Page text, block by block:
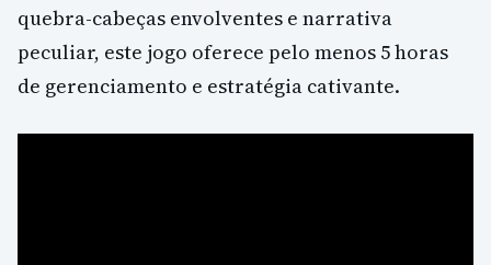
quebra-cabeças envolventes e narrativa
peculiar, este jogo oferece pelo menos 5 horas
de gerenciamento e estratégia cativante.